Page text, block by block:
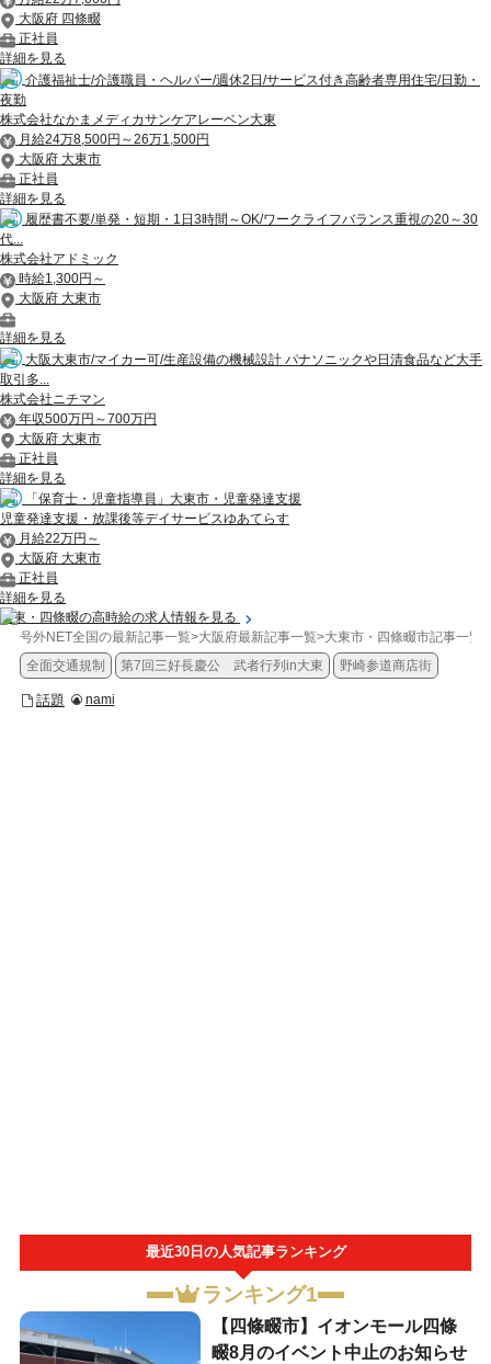
大阪府 四條畷
正社員
詳細を見る
介護福祉士/介護職員・ヘルパー/週休2日/サービス付き高齢者専用住宅/日勤・
夜勤
株式会社なかまメディカサンケアレーベン大東
月給24万8,500円～26万1,500円
大阪府 大東市
正社員
詳細を見る
履歴書不要/単発・短期・1日3時間～OK/ワークライフバランス重視の20～30
代...
株式会社アドミック
時給1,300円～
大阪府 大東市
詳細を見る
大阪大東市/マイカー可/生産設備の機械設計 パナソニックや日清食品など大手
取引多...
株式会社ニチマン
年収500万円～700万円
大阪府 大東市
正社員
詳細を見る
「保育士・児童指導員」大東市・児童発達支援
児童発達支援・放課後等デイサービスゆあてらす
月給22万円～
大阪府 大東市
正社員
詳細を見る
大東・四條畷の高時給の求人情報を見る
号外NET全国の最新記事一覧>大阪府最新記事一覧>大東市・四條畷市記事一覧
全面交通規制
第7回三好長慶公 武者行列in大東 野崎参道商店街
話題 nami
最近30日の人気記事ランキング
ランキング1
【四條畷市】イオンモール四條
畷8月のイベント中止のお知らせ